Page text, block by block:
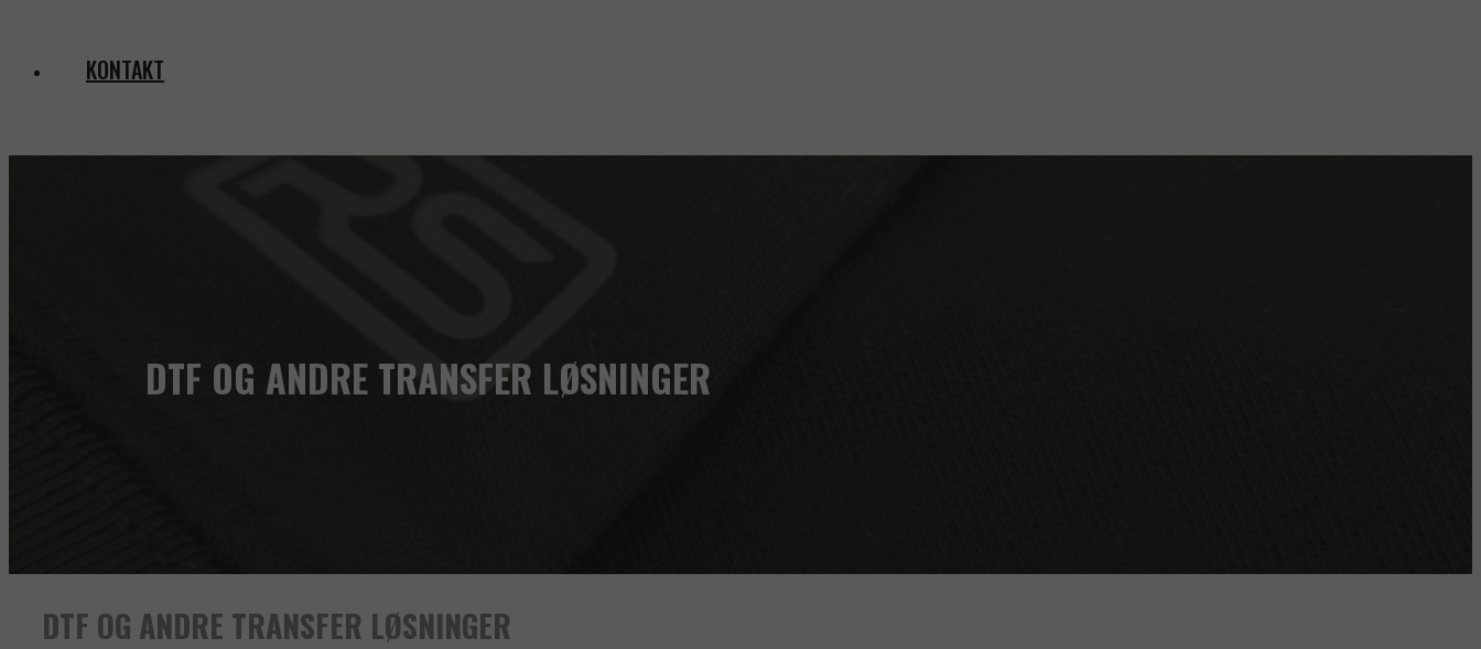
KONTAKT
DTF OG ANDRE TRANSFER LØSNINGER
DTF OG ANDRE TRANSFER LØSNINGER